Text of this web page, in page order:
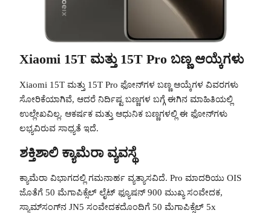
Xiaomi 15T ಮತ್ತು 15T Pro ಬಣ್ಣ ಆಯ್ಕೆಗಳು
Xiaomi 15T ಮತ್ತು 15T Pro ಫೋನ್‌ಗಳ ಬಣ್ಣ ಆಯ್ಕೆಗಳ ವಿವರಗಳು
ಸೋರಿಕೆಯಾಗಿವೆ, ಆದರೆ ನಿರ್ದಿಷ್ಟ ಬಣ್ಣಗಳ ಬಗ್ಗೆ ಈಗಿನ ಮಾಹಿತಿಯಲ್ಲಿ
ಉಲ್ಲೇಖವಿಲ್ಲ. ಆಕರ್ಷಕ ಮತ್ತು ಆಧುನಿಕ ಬಣ್ಣಗಳಲ್ಲಿ ಈ ಫೋನ್‌ಗಳು
ಲಭ್ಯವಿರುವ ಸಾಧ್ಯತೆ ಇದೆ.
ಶಕ್ತಿಶಾಲಿ ಕ್ಯಾಮೆರಾ ವ್ಯವಸ್ಥೆ
ಕ್ಯಾಮೆರಾ ವಿಭಾಗದಲ್ಲಿ ಗಮನಾರ್ಹ ವ್ಯತ್ಯಾಸವಿದೆ. Pro ಮಾದರಿಯು OIS
ಜೊತೆಗೆ 50 ಮೆಗಾಪಿಕ್ಸೆಲ್ ಲೈಟ್ ಫ್ಯೂಷನ್ 900 ಮುಖ್ಯ ಸಂವೇದಕ,
ಸ್ಯಾಮ್‌ಸಂಗ್‌ನ JN5 ಸಂವೇದಕದೊಂದಿಗೆ 50 ಮೆಗಾಪಿಕ್ಸೆಲ್ 5x